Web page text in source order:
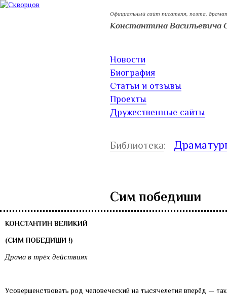
Официальный сайт писателя, поэта,
Константина Васильевича
Новости
Биография
Статьи и отзывы
Проекты
Дружественные сайты
Библиотека:
Сим победиши
КОНСТАНТИН ВЕЛИКИЙ
(СИМ ПОБЕДИШИ !)
Драма в трёх действиях
Усовершенствовать род человеческий на тысячелетия вперёд —